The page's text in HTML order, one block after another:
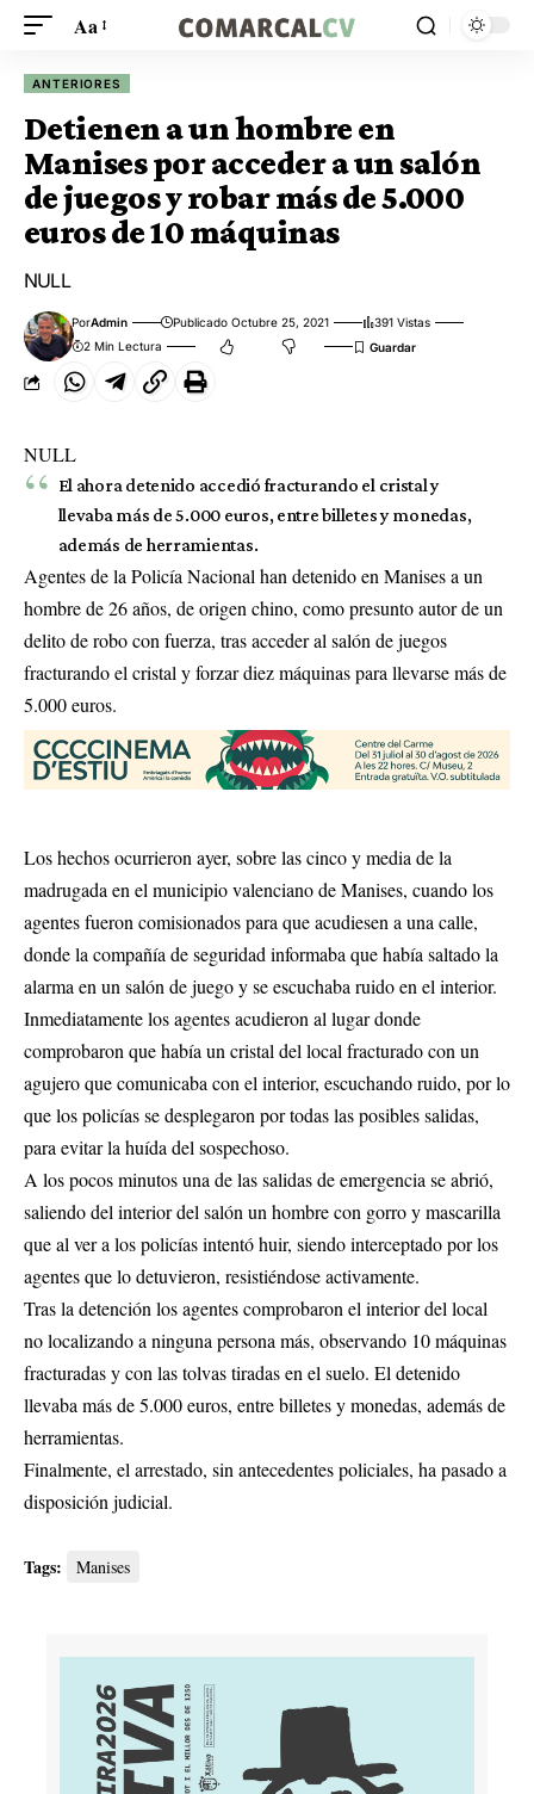
Aa
ANTERIORES
Detienen a un hombre en
Manises por acceder a un salón
de juegos y robar más de 5.000
euros de 10 máquinas
NULL
PorAdmin Publicado Octubre 25, 2021
391 Vistas
2 Min Lectura
NULL
El ahora detenido accedió fracturando el cristal y
llevaba más de 5.000 euros, entre billetes y monedas,
además de herramientas.
Agentes de la Policía Nacional han detenido en Manises a un
hombre de 26 años, de origen chino, como presunto autor de un
delito de robo con fuerza, tras acceder al salón de juegos
fracturando el cristal y forzar diez máquinas para llevarse más de
5.000 euros.
Los hechos ocurrieron ayer, sobre las cinco y media de la
madrugada en el municipio valenciano de Manises, cuando los
agentes fueron comisionados para que acudiesen a una calle,
donde la compañía de seguridad informaba que había saltado la
alarma en un salón de juego y se escuchaba ruido en el interior.
Inmediatamente los agentes acudieron al lugar donde
comprobaron que había un cristal del local fracturado con un
agujero que comunicaba con el interior, escuchando ruido, por lo
que los policías se desplegaron por todas las posibles salidas,
para evitar la huída del sospechoso.
A los pocos minutos una de las salidas de emergencia se abrió,
saliendo del interior del salón un hombre con gorro y mascarilla
que al ver a los policías intentó huir, siendo interceptado por los
agentes que lo detuvieron, resistiéndose activamente.
Tras la detención los agentes comprobaron el interior del local
no localizando a ninguna persona más, observando 10 máquinas
fracturadas y con las tolvas tiradas en el suelo. El detenido
llevaba más de 5.000 euros, entre billetes y monedas, además de
herramientas.
Finalmente, el arrestado, sin antecedentes policiales, ha pasado a
disposición judicial.
Tags: Manises